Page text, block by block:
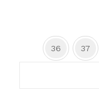
36 37